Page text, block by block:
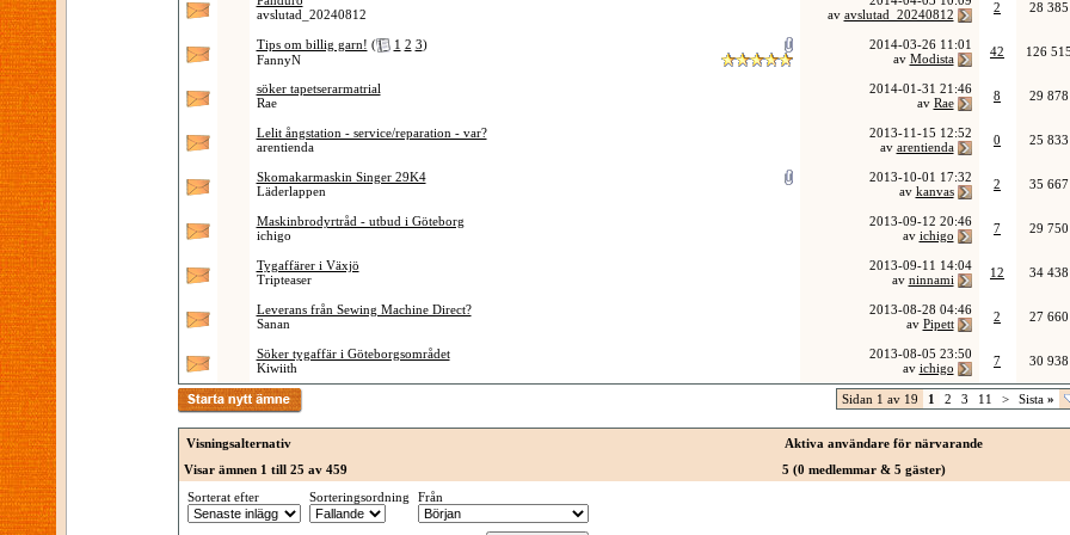
avslutad_20240812
av avslutad_20240812 2 28 385
Tips om billig garn! ( 1 2 3)
FannyN
2014-03-26 11:01
av Modista 42 126
söker tapetserarmatrial
Rae
2014-01-31 21:46
av Rae 8 29 878
Lelit ångstation - service/reparation - var?
arentienda
2013-11-15 12:52
av arentienda 0 25 833
Skomakarmaskin Singer 29K4
Läderlappen
2013-10-01 17:32
av kanvas 2 35 667
Maskinbrodyrtråd - utbud i Göteborg
ichigo
2013-09-12 20:46
av ichigo 7 29 750
Tygaffärer i Växjö
Tripteaser
2013-09-11 14:04
av ninnami 12 34 438
Leverans från Sewing Machine Direct?
Sanan
2013-08-28 04:46
av Pipett 2 27 660
Söker tygaffär i Göteborgsområdet
Kiwiith
2013-08-05 23:50
av ichigo 7 30 938
Sidan 1 av 19 1 2 3 11 > Sista »
Visningsalternativ
Aktiva användare för närvarande
Visar ämnen 1 till 25 av 459
5 (0 medlemmar & 5 gäster)
Sorterat efter
Sorteringsordning Från